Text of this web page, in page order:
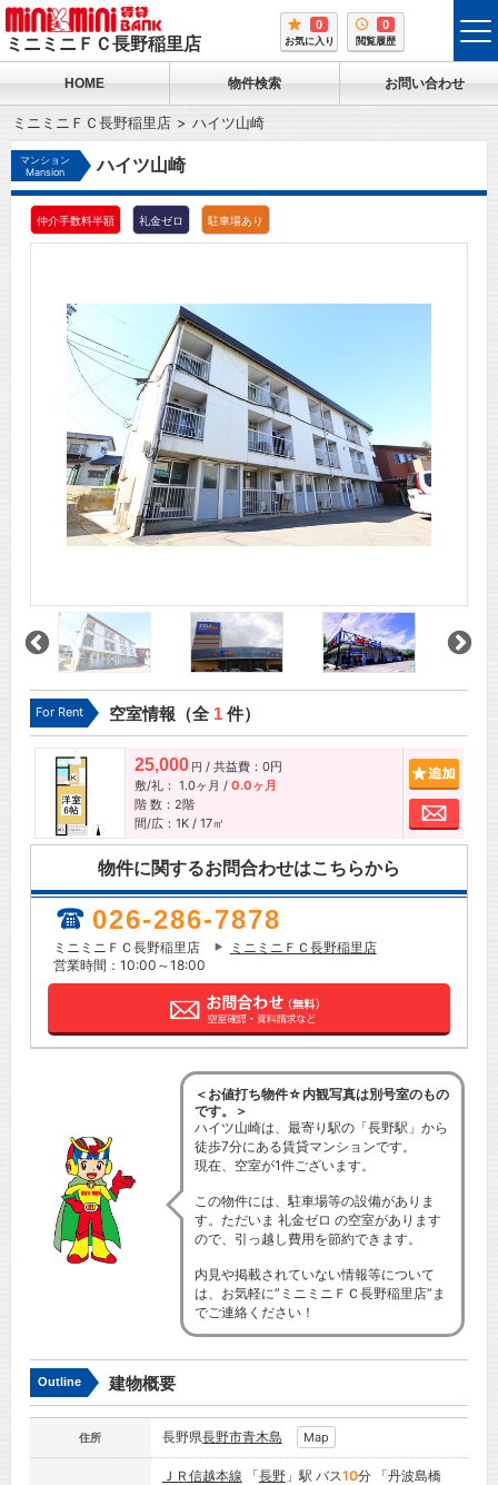
ミニミニＦＣ長野稲里店
0
お気に入り
0
閲覧履歴
HOME 物件検索 お問い合わせ
ミニミニＦＣ長野稲里店 ハイツ山崎
マンション
Mansion
ハイツ山崎
仲介手数料半額 礼金ゼロ 駐車場あり
For Rent 空室情報（全 1件）
25,000 円 / 共益費：0円
敷/礼： 1.0ヶ月 / 0.0ヶ月
階 数：2階
間/広：1K / 17㎡
お問
物件に関するお問合わせはこちらから
026-286-7878
ミニミニＦＣ長野稲里店
ミニミニＦＣ長野稲里店
営業時間：10:00～18:00
＜お値打ち物件☆内観写真は別号室のもの
です。＞
ハイツ山崎は、最寄り駅の「長野駅」から
徒歩7分にある賃貸マンションです。
現在、空室が1件ございます。
この物件には、駐車場等の設備がありま
す。ただいま 礼金ゼロ の空室があります
ので、引っ越し費用を節約できます。
内見や掲載されていない情報等について
は、お気軽に”ミニミニＦＣ長野稲里店”ま
でご連絡ください！
Outline 建物概要
住所 長野県長野市青木島 Map
ＪＲ信越本線 「長野」駅 バス10分 「丹波島橋